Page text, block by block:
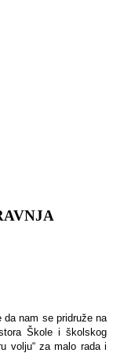
nam se pridruže na
Škole i školskog
volju“ za malo rada i